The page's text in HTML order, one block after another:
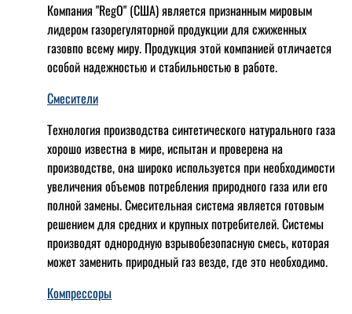
Компания "RegO" (США) является признанным мировым
лидером газорегуляторной продукции для сжиженных
газовпо всему миру. Продукция этой компанией отличается
особой надежностью и стабильностью в работе.
Смесители
Технология производства синтетического натурального газа
хорошо известна в мире, испытан и проверена на
производстве, она широко используется при необходимости
увеличения объемов потребления природного газа или его
полной замены. Смесительная система является готовым
решением для средних и крупных потребителей. Системы
производят однородную взрывобезопасную смесь, которая
может заменить природный газ везде, где это необходимо.
Компрессоры